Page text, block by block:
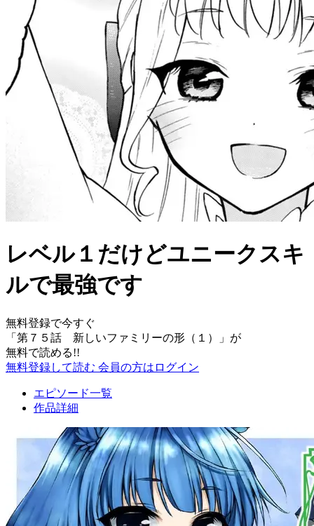
レベル１だけどユニークスキ
ルで最強です
無料登録で今すぐ
「 第７５話 新しいファミリーの形（１）
」が
無料で読める!!
無料登録して読む 会員の方はログイン
エピソード一覧
作品詳細